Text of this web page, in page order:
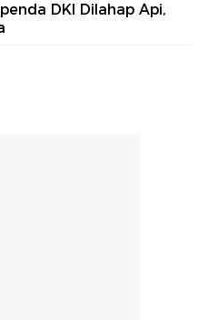
DKI Dilahap Api,